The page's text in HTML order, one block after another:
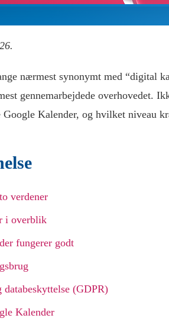
nærmest synonymt med “digital
gennemarbejdede overhovedet.
Google Kalender, og hvilket niveau
verdener
i overblik
fungerer godt
(GDPR)
Kalender